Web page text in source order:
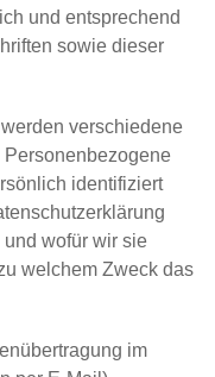
und entsprechend
sowie dieser
verschiedene
identifiziert
wofür wir sie
welchem Zweck das
im